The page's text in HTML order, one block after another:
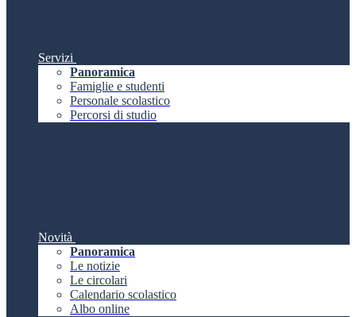
Servizi
Panoramica
Famiglie e studenti
Personale scolastico
Percorsi di studio
Novità
Panoramica
Le notizie
Le circolari
Calendario scolastico
Albo online